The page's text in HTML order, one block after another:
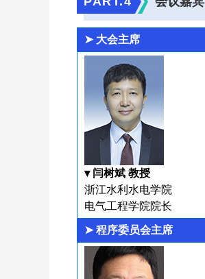
➤ 大会主席
▾ 闫树斌 教授
浙江水利水电学院
电气工程学院院长
➤ 程序委员会主席